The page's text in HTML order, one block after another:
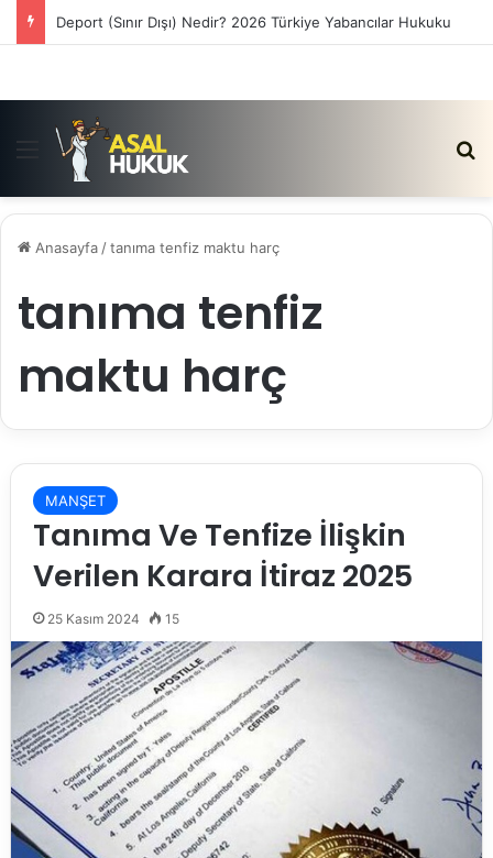
Deport (Sınır Dışı) Nedir? 2026 Türkiye Yabancılar Hukuku
Menü
Anasayfa /tanıma tenfiz maktu harç
tanıma tenfiz
maktu harç
MANŞET
Tanıma Ve Tenfize İlişkin
Verilen Karara İtiraz 2025
25 Kasım 2024 15